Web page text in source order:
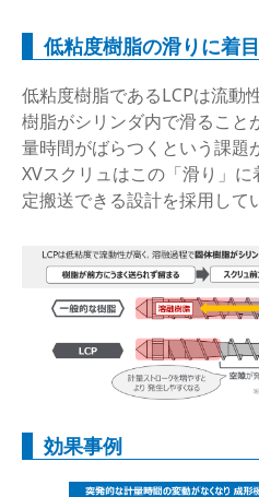
低粘度樹脂の滑りに着
低粘度樹脂であるLCPは流動
樹脂がシリンダ内で滑ること
量時間がばらつくという課題
XVスクリュはこの「滑り」
定搬送できる設計を採用して
効果事例